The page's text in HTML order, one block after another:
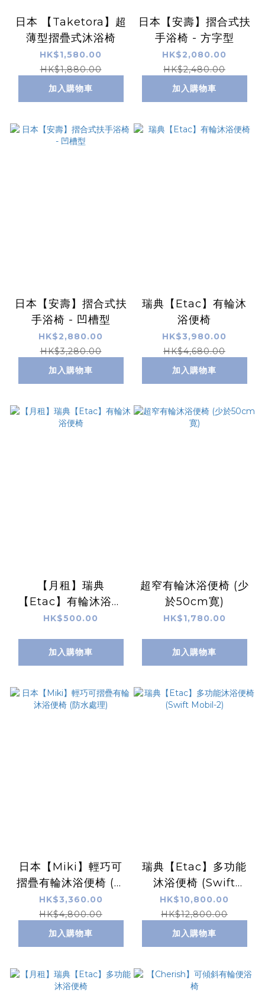
日本 【Taketora】超
薄型摺疊式沐浴椅
HK$1,580.00
HK$1,880.00
加入購物車
日本【安壽】摺合式扶
手浴椅 - 方字型
HK$2,080.00
HK$2,480.00
加入購物車
日本【安壽】摺合式扶
手浴椅 - 凹槽型
HK$2,880.00
HK$3,280.00
加入購物車
瑞典【Etac】有輪沐
浴便椅
HK$3,980.00
HK$4,680.00
加入購物車
【月租】瑞典
【Etac】有輪沐浴便
椅
HK$500.00
加入購物車
超窄有輪沐浴便椅 (少
於50cm寛)
HK$1,780.00
加入購物車
日本【Miki】輕巧可
摺疊有輪沐浴便椅 (防
水處理)
HK$3,360.00
HK$4,800.00
加入購物車
瑞典【Etac】多功能
沐浴便椅 (Swift
Mobil-2)
HK$10,800.00
HK$12,800.00
加入購物車